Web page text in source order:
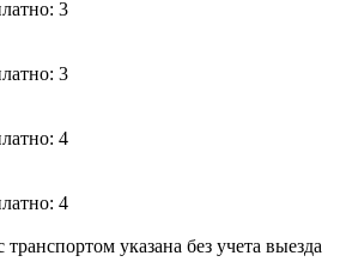
3
3
4
4
указана без учета выезда